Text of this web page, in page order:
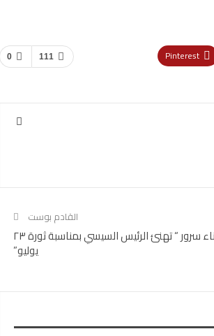
0 111
Pinterest
القادم بوست
هناء سرور “ تهنئ الرئيس السيسي بمناسبة ثورة ٢٣
يوليو”